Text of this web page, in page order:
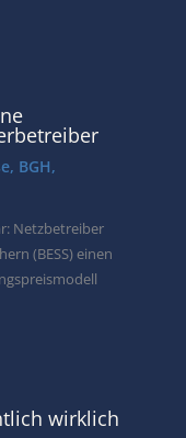
, BGH,
Netzbetreiber
(BESS) einen
wirklich